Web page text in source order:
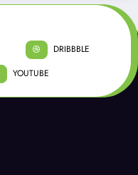
DRIBBBLE
YOUTUBE